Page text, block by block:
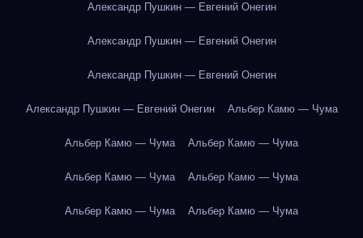
Александр Пушкин — Евгений Онегин
Александр Пушкин — Евгений Онегин
Александр Пушкин — Евгений Онегин
Александр Пушкин — Евгений Онегин Альбер Камю — Чума
Альбер Камю — Чума Альбер Камю — Чума
Альбер Камю — Чума Альбер Камю — Чума
Альбер Камю — Чума Альбер Камю — Чума